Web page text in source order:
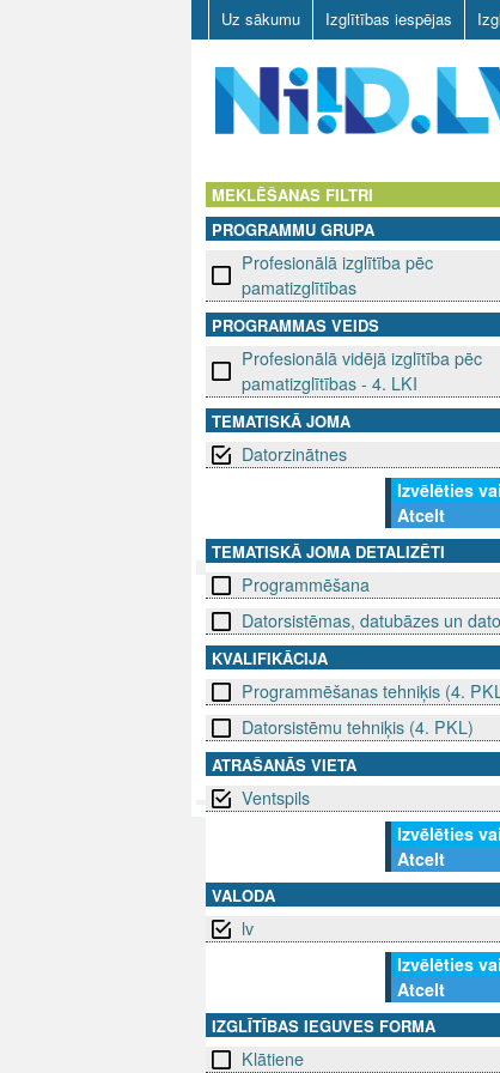
Uz sākumu Izglītības iespējas
D
L
V
MEKLĒŠANAS FILTRI
PROGRAMMU GRUPA
Profesionālā izglītība pēc
pamatizglītības
PROGRAMMAS VEIDS
Profesionālā vidējā izglītība pēc
pamatizglītības - 4. LKI
TEMATISKĀ JOMA
Datorzinātnes
Izvēlēties
Atcelt
TEMATISKĀ JOMA DETALIZĒTI
Programmēšana
Datorsistēmas, datubāzes un
KVALIFIKĀCIJA
Programmēšanas tehniķis (4.
Datorsistēmu tehniķis (4. PKL)
ATRAŠANĀS VIETA
Ventspils
Izvēlēties
Atcelt
VALODA
lv
Izvēlēties
Atcelt
IZGLĪTĪBAS IEGUVES FORMA
Klātiene
SEKO MUMS